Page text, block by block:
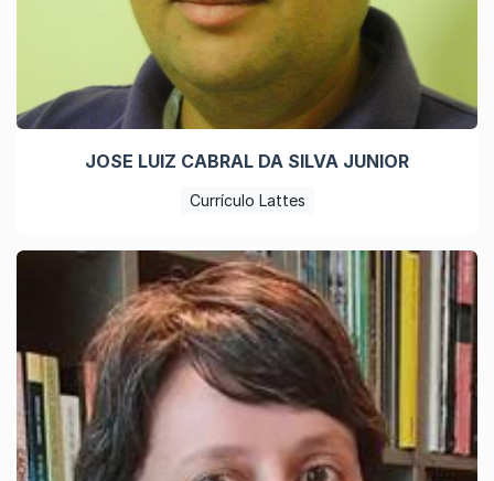
JOSE LUIZ CABRAL DA SILVA JUNIOR
Currículo Lattes